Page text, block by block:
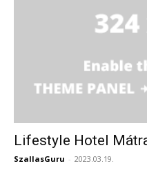
Lifestyle Hotel
SzallasGuru - 2023.03.19.